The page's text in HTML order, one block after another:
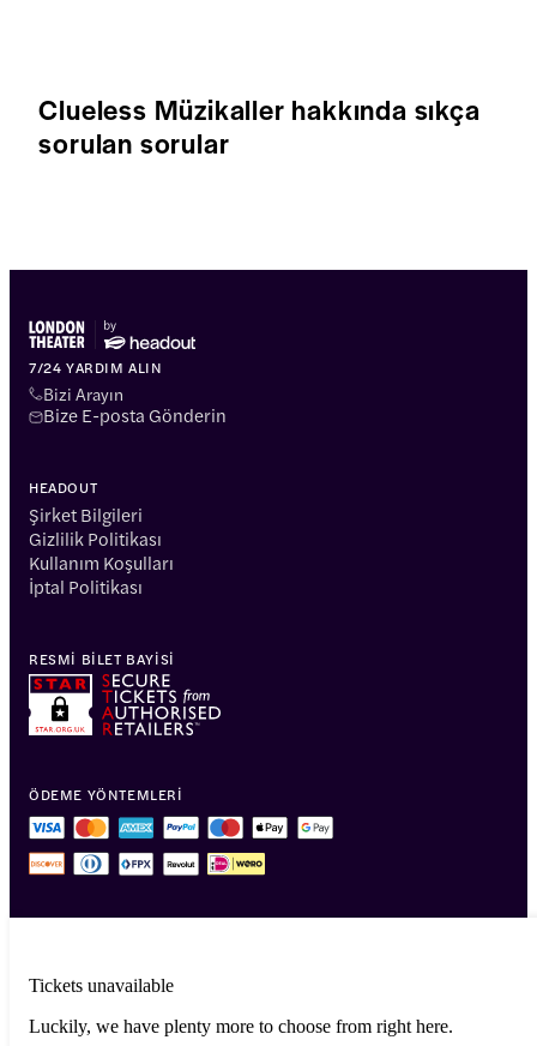
Clueless Müzikaller hakkında sıkça
sorulan sorular
7/24 YARDIM ALIN
Bizi Arayın
Bize E-posta Gönderin
HEADOUT
Şirket Bilgileri
Gizlilik Politikası
Kullanım Koşulları
İptal Politikası
ÖDEME YÖNTEMLERI
RESMI BILET BAYISI
Tickets unavailable
Luckily, we have plenty more to choose from right here.